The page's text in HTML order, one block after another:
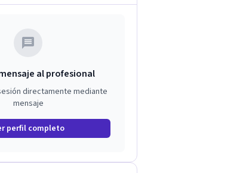
al profesional
directamente mediante
mensaje
perfil completo